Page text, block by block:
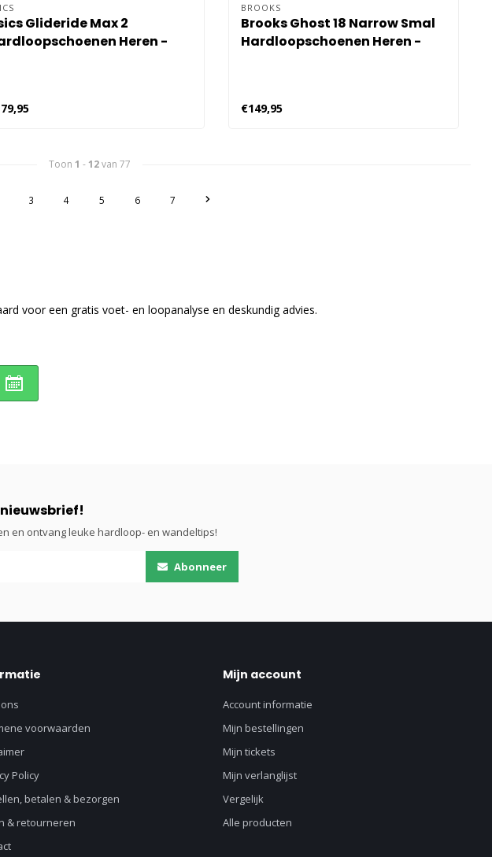
Glideride Max 2
Heren -
BROOKS
Brooks Ghost 18 Narrow Smal
Hardloopschoenen Heren -
€149,95
Toon 1 - 12van 77
3 4 5 6 7
voor een gratis voet- en loopanalyse en deskundig advies.
en ontvang leuke hardloop- en wandeltips!
Abonneer
voorwaarden
Policy
betalen & bezorgen
& retourneren
Mijn account
Account informatie
Mijn bestellingen
Mijn tickets
Mijn verlanglijst
Vergelijk
Alle producten